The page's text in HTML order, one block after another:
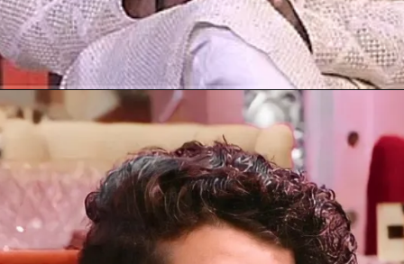
Opening